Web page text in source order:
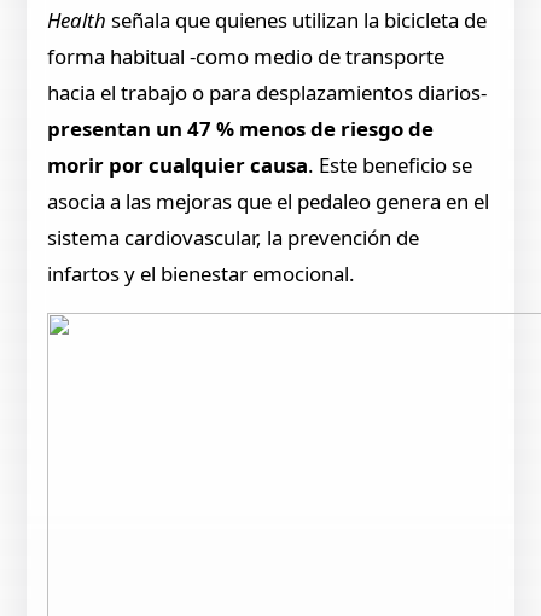
Healthseñala que quienes utilizan la bicicleta de
forma habitual -como medio de transporte
hacia el trabajo o para desplazamientos diarios-
presentan un 47 % menos de riesgo de
morir por cualquier causa. Este beneficio se
asocia a las mejoras que el pedaleo genera en el
sistema cardiovascular, la prevención de
infartos y el bienestar emocional.